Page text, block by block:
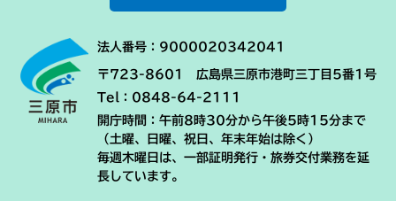
法人番号：9000020342041
〒723-8601 広島県三原市港町三丁目5番1号
Tel：0848-64-2111
開庁時間：午前8時30分から午後5時15分まで
（土曜、日曜、祝日、年末年始は除く）
毎週木曜日は、一部証明発行・旅券交付業務を延
長しています。